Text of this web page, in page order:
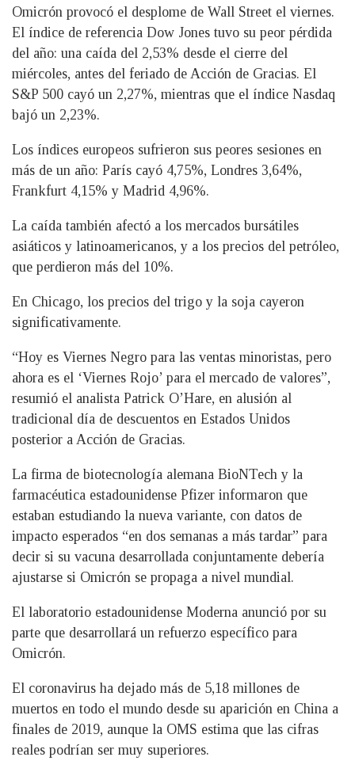
Omicrón provocó el desplome de Wall Street el viernes.
El índice de referencia Dow Jones tuvo su peor pérdida
del año: una caída del 2,53% desde el cierre del
miércoles, antes del feriado de Acción de Gracias. El
S&P 500 cayó un 2,27%, mientras que el índice Nasdaq
bajó un 2,23%.
Los índices europeos sufrieron sus peores sesiones en
más de un año: París cayó 4,75%, Londres 3,64%,
Frankfurt 4,15% y Madrid 4,96%.
La caída también afectó a los mercados bursátiles
asiáticos y latinoamericanos, y a los precios del petróleo,
que perdieron más del 10%.
En Chicago, los precios del trigo y la soja cayeron
significativamente.
“Hoy es Viernes Negro para las ventas minoristas, pero
ahora es el ‘Viernes Rojo’ para el mercado de valores”,
resumió el analista Patrick O’Hare, en alusión al
tradicional día de descuentos en Estados Unidos
posterior a Acción de Gracias.
La firma de biotecnología alemana BioNTech y la
farmacéutica estadounidense Pfizer informaron que
estaban estudiando la nueva variante, con datos de
impacto esperados “en dos semanas a más tardar” para
decir si su vacuna desarrollada conjuntamente debería
ajustarse si Omicrón se propaga a nivel mundial.
El laboratorio estadounidense Moderna anunció por su
parte que desarrollará un refuerzo específico para
Omicrón.
El coronavirus ha dejado más de 5,18 millones de
muertos en todo el mundo desde su aparición en China a
finales de 2019, aunque la OMS estima que las cifras
reales podrían ser muy superiores.